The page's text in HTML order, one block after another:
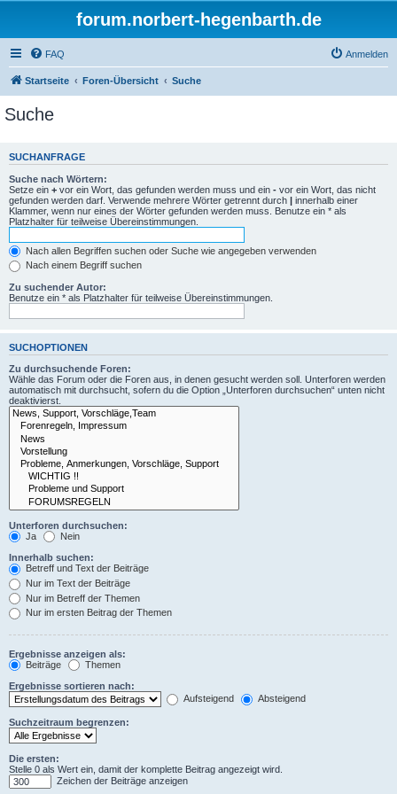
forum.norbert-hegenbarth.de
FAQ Anmelden
Startseite Foren-Übersicht Suche
Suche
SUCHANFRAGE
Suche nach Wörtern:
Setze ein + vor ein Wort, das gefunden werden muss und ein - vor ein Wort, das nicht
gefunden werden darf. Verwende mehrere Wörter getrennt durch | innerhalb einer
Klammer, wenn nur eines der Wörter gefunden werden muss. Benutze ein * als
Platzhalter für teilweise Übereinstimmungen.
Nach allen Begriffen suchen oder Suche wie angegeben verwenden
Nach einem Begriff suchen
Zu suchender Autor:
Benutze ein * als Platzhalter für teilweise Übereinstimmungen.
SUCHOPTIONEN
Zu durchsuchende Foren:
Wähle das Forum oder die Foren aus, in denen gesucht werden soll. Unterforen werden
automatisch mit durchsucht, sofern du die Option „Unterforen durchsuchen“ unten nicht
deaktivierst.
Unterforen durchsuchen:
Ja
Nein
Innerhalb suchen:
Betreff und Text der Beiträge
Nur im Text der Beiträge
Nur im Betreff der Themen
Nur im ersten Beitrag der Themen
Ergebnisse anzeigen als:
Beiträge
Themen
Ergebnisse sortieren nach:
Aufsteigend
Absteigend
Suchzeitraum begrenzen:
Die ersten:
Stelle 0 als Wert ein, damit der komplette Beitrag angezeigt wird.
Zeichen der Beiträge anzeigen